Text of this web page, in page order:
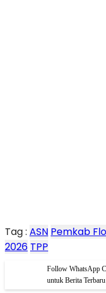
Tag : ASN Pemkab
2026 TPP
Follow WhatsApp
untuk Berita